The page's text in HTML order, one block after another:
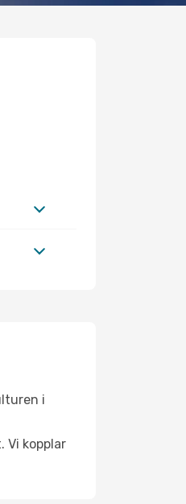
i
Vi kopplar